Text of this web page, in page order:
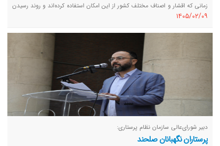
زمانی که اقشار و اصناف مختلف کشور از این امکان استفاده کرده‌اند و روند رسیدن
خرد جمعی سازمان نظام پرستاری به این تصمیم سوالی است که ممکن است برای
بسیاری ایجاد شده باشد.
١٤٠٥/٠٢/٠٩
دبیر شورای‌عالی سازمان نظام پرستاری:
پرستاران نگهبانان صلحند